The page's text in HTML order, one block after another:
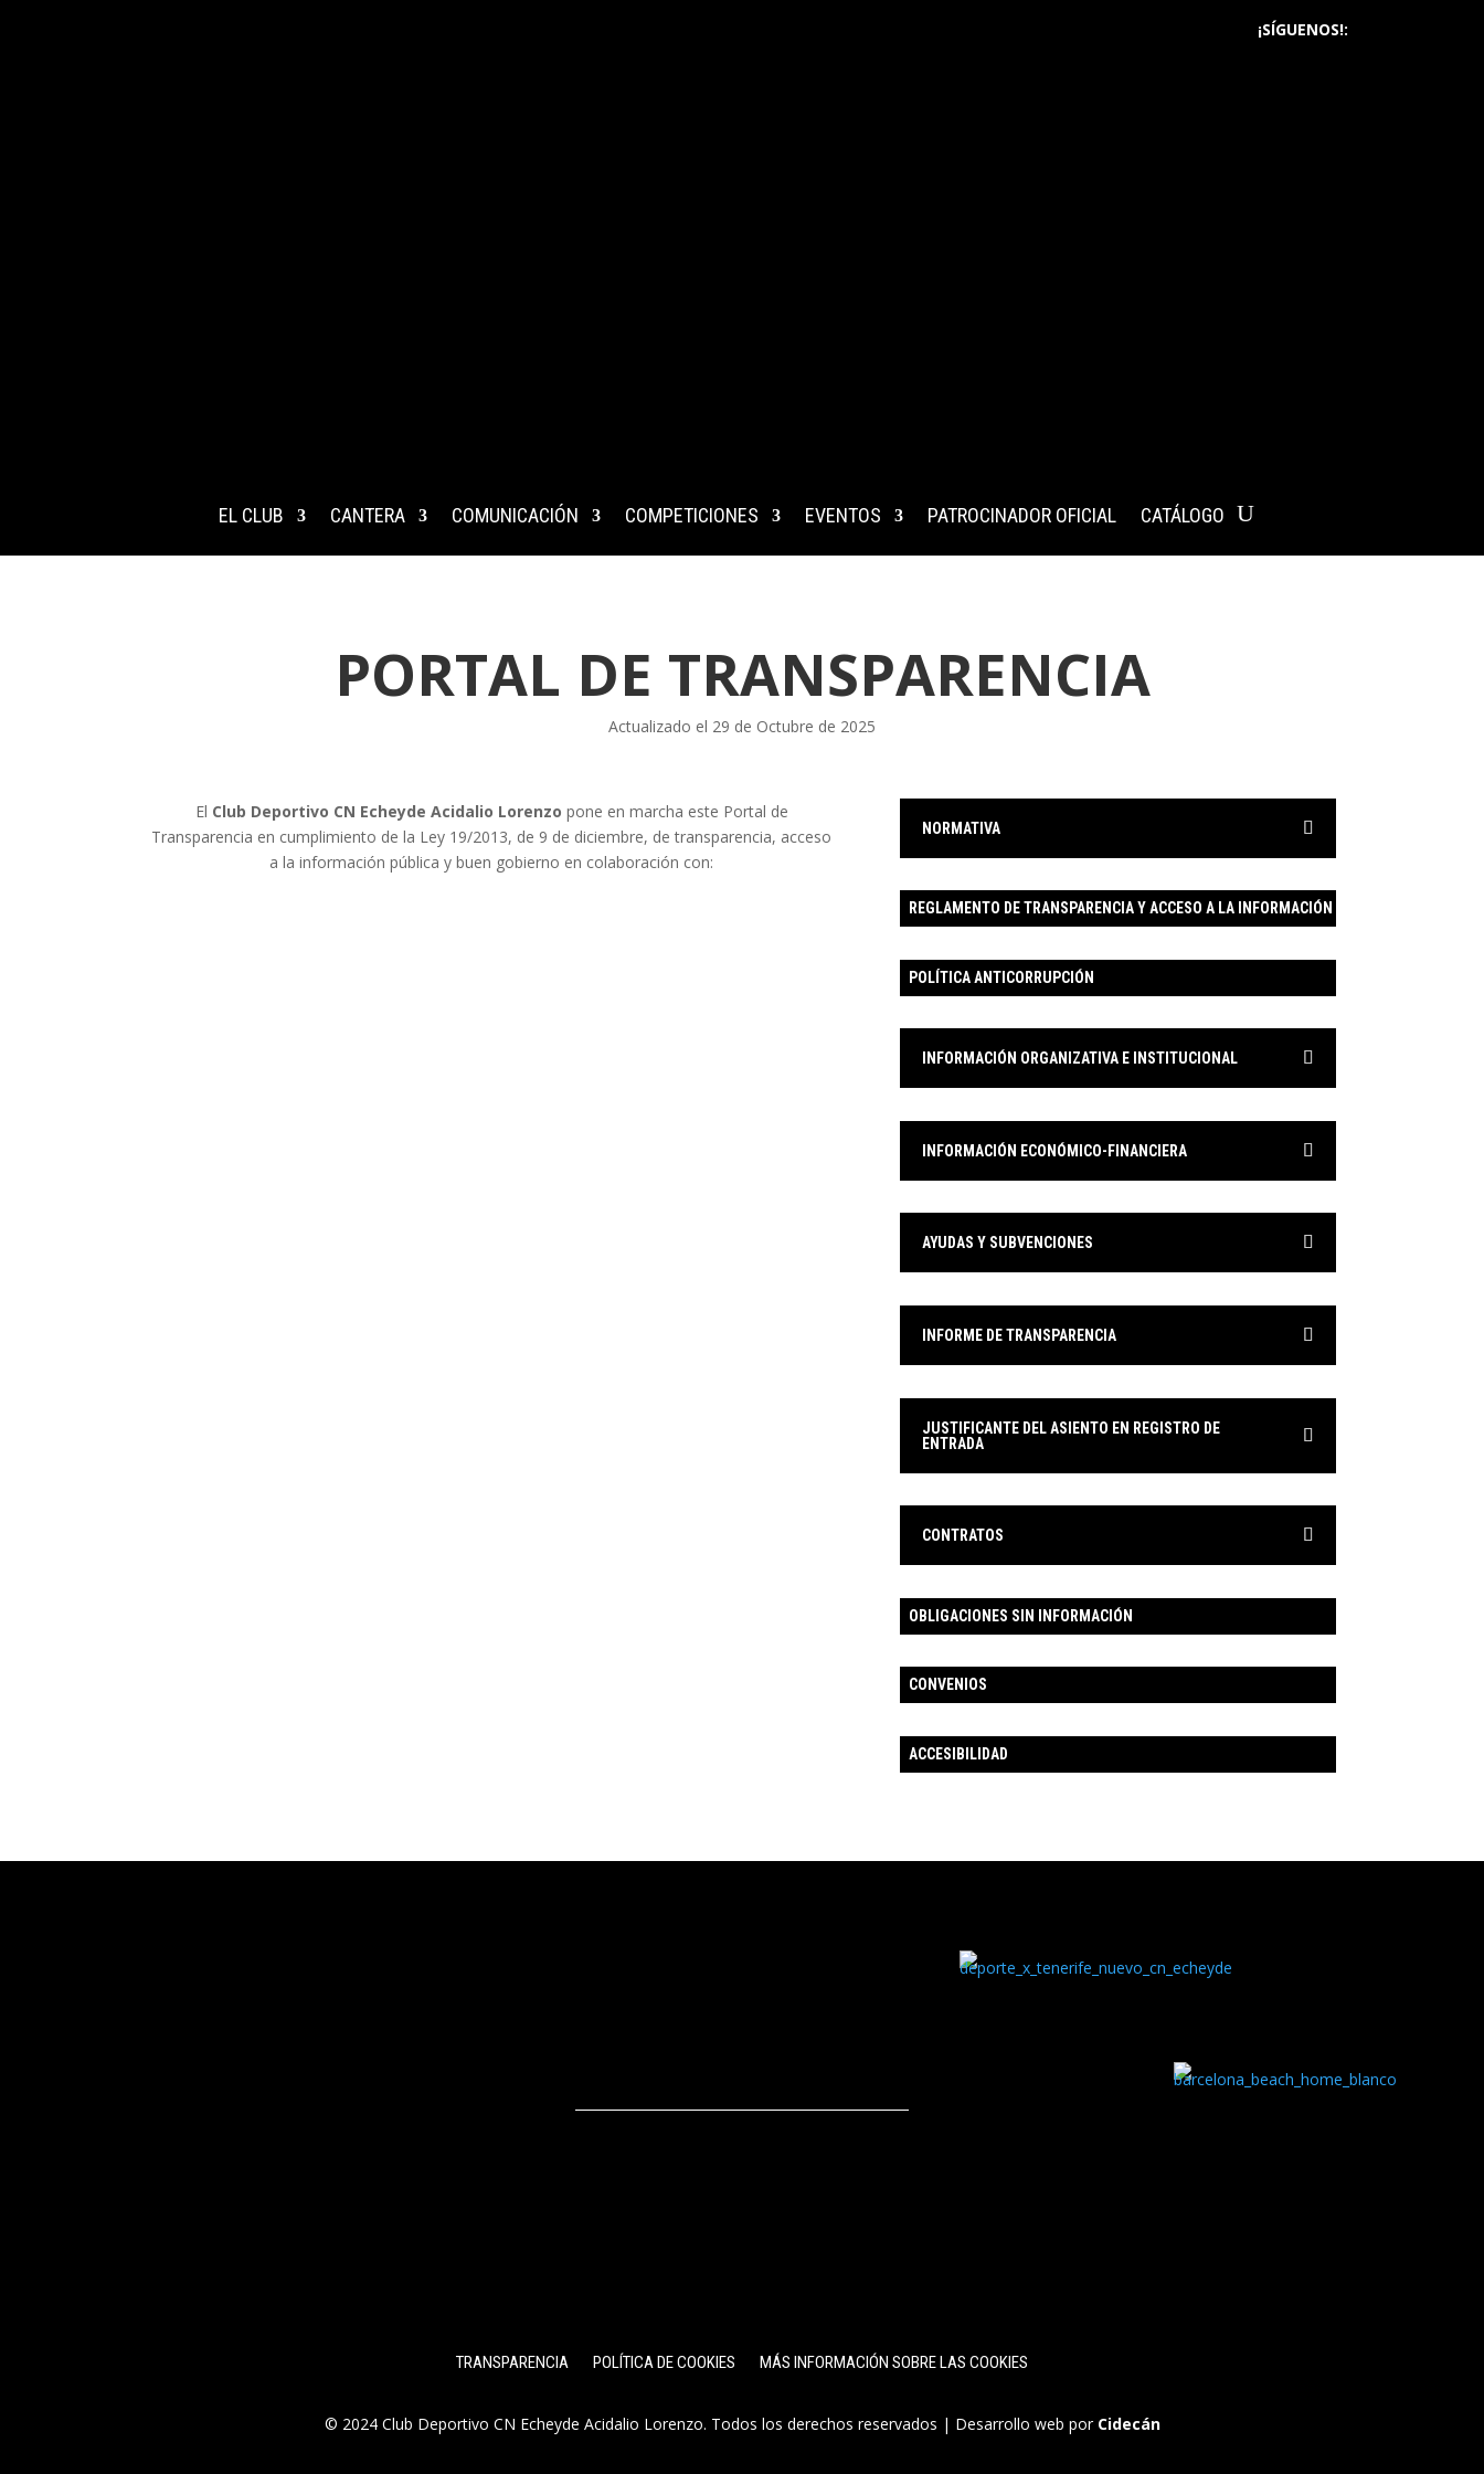
¡SÍGUENOS!:
EL CLUB CANTERA COMUNICACIÓN COMPETICIONES EVENTOS PATROCINADOR OFICIAL CATÁLOGO
PORTAL DE TRANSPARENCIA
Actualizado el 29 de Octubre de 2025
El Club Deportivo CN Echeyde Acidalio Lorenzo pone en marcha este Portal de
Transparencia en cumplimiento de la Ley 19/2013, de 9 de diciembre, de transparencia, acceso
a la información pública y buen gobierno en colaboración con:
NORMATIVA
REGLAMENTO DE TRANSPARENCIA Y ACCESO A LA INFORMACIÓN
POLÍTICA ANTICORRUPCIÓN
INFORMACIÓN ORGANIZATIVA E INSTITUCIONAL
INFORMACIÓN ECONÓMICO-FINANCIERA
AYUDAS Y SUBVENCIONES
INFORME DE TRANSPARENCIA
JUSTIFICANTE DEL ASIENTO EN REGISTRO DE
ENTRADA
CONTRATOS
OBLIGACIONES SIN INFORMACIÓN
CONVENIOS
ACCESIBILIDAD
TRANSPARENCIA POLÍTICA DE COOKIES MÁS INFORMACIÓN SOBRE LAS COOKIES
© 2024 Club Deportivo CN Echeyde Acidalio Lorenzo. Todos los derechos reservados | Desarrollo web por Cidecán